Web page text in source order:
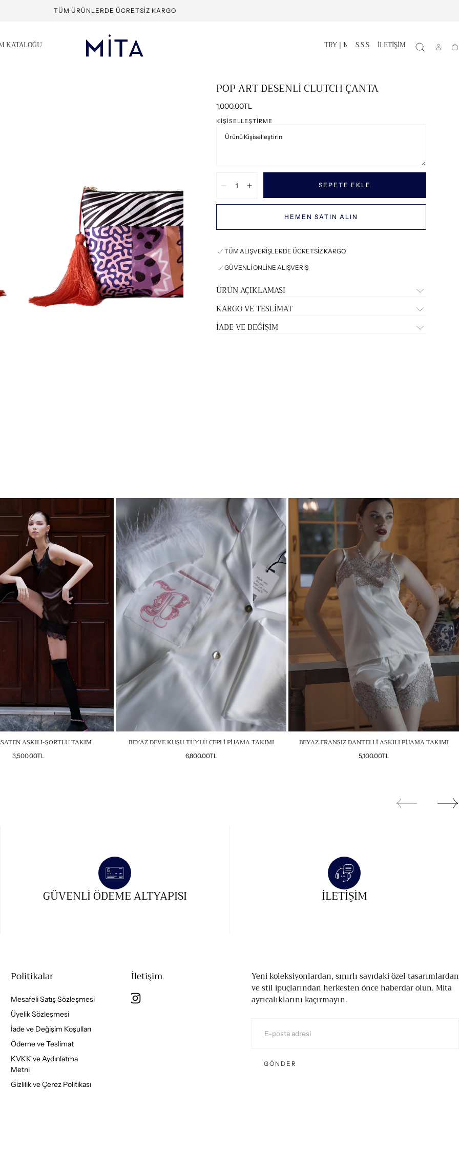
TÜM ÜRÜNLERDE ÜCRETSIZ KARGO
KATALOĞU TRY | ₺ S.S.S İLETİŞİM
POP ART DESENLİ CLUTCH ÇANTA
Normal
fiyat
1,000.00TL
KIŞISELLEŞTIRME
Azalt
Artır SEPETE EKLE
HEMEN SATIN ALIN
TÜM ALIŞVERİŞLERDE ÜCRETSİZ KARGO
GÜVENLİ ONLİNE ALIŞVERİŞ
ÜRÜN AÇIKLAMASI
KARGO VE TESLİMAT
İADE VE DEĞİŞİM
ASKILI-ŞORTLU TAKIM
Normal
3,500.00TL
BEYAZ DEVE KUŞU TÜYLÜ CEPLİ PİJAMA TAKIMI
Normal
6,800.00TL
BEYAZ FRANSIZ DANTELLİ ASKILI PİJAMA TAKIMI
Normal
5,100.00TL
GÜVENLI ÖDEME ALTYAPISI İLETIŞIM
Politikalar
Mesafeli Satış Sözleşmesi
Üyelik Sözleşmesi
İade ve Değişim Koşulları
Ödeme ve Teslimat
KVKK ve Aydınlatma
Metni
Gizlilik ve Çerez Politikası
İletişim
Yeni koleksiyonlardan, sınırlı sayıdaki özel tasarımlardan
ve stil ipuçlarından herkesten önce haberdar olun. Mita
ayrıcalıklarını kaçırmayın.
GÖNDER